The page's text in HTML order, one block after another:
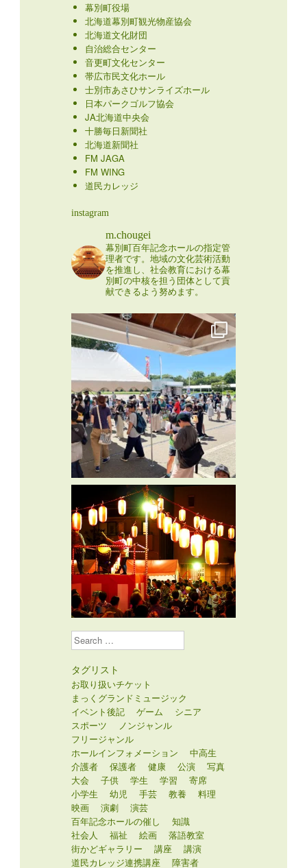
幕別町役場
北海道幕別町観光物産協会
北海道文化財団
自治総合センター
音更町文化センター
帯広市民文化ホール
士別市あさひサンライズホール
日本パークゴルフ協会
JA北海道中央会
十勝毎日新聞社
北海道新聞社
FM JAGA
FM WING
道民カレッジ
instagram
m.chougei
幕別町百年記念ホールの指定管
理者です。地域の文化芸術活動
を推進し、社会教育における幕
別町の中核を担う団体として貢
献できるよう努めます。
Search
タグリスト
お取り扱いチケット
まっくグランドミュージック
イベント後記
ゲーム
シニア
スポーツ
ノンジャンル
フリージャンル
ホールインフォメーション
中高生
介護者
保護者 健康 公演
写真
大会
子供 学生 学習
寄席
小学生
幼児 手芸 教養
料理
映画
演劇
演芸
百年記念ホールの催し
知識
社会人
福祉 絵画
落語教室
街かどギャラリー
講座
講演
道民カレッジ連携講座
障害者